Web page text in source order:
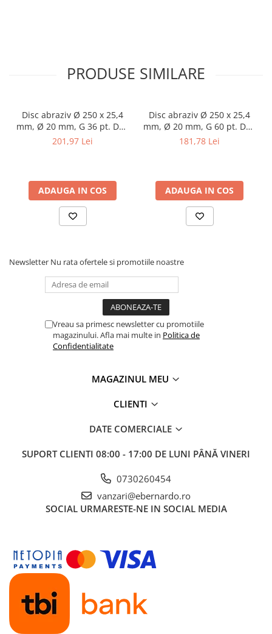
Masini de filetat
Masini electrice de filetat
Exhaustor pentru aschii metal
Masini de gaurit cu talpa
Instalatii de spalare a pieselor
Accesorii prelucrare metal
Universale de strung si accesorii
pentru strunguri
Falci pentru 4 bacuri PS4/ PO4
Fălcile pentru 3-bacuri DK11
Fălcile pentru 4-bacuri DK12
Mandrine independente
Mandrină cu 3 fălci din fontă
Seturi de unelte pentru strungarie
Instrumente de prindere
Dispozitive de prindere pentru
Elemente de prindere mecanică
Fălci pentru PHV / VHV
Menghine
Papusa mobila / con de centrare
Instrumente de masurare
Afisaj digital
Bloc ecartament, masurare și
testare
PRODUSE SIMILARE
Disc abraziv Ø 250 x 25,4
mm, Ø 20 mm, G 36 pt. DSA
250
201,97 Lei
ADAUGA IN COS
Disc abraziv Ø 250 x 25,4
mm, Ø 20 mm, G 60 pt. DSA
250
181,78 Lei
ADAUGA IN COS
Newsletter Nu rata ofertele si promotiile noastre
Vreau sa primesc newsletter cu promotiile
magazinului. Afla mai multe in Politica de
Confidentialitate
MAGAZINUL MEU
CLIENTI
DATE COMERCIALE
SUPORT CLIENTI 08:00 - 17:00 DE LUNI PÂNĂ VINERI
0730260454
vanzari@ebernardo.ro
SOCIAL URMARESTE-NE IN SOCIAL MEDIA